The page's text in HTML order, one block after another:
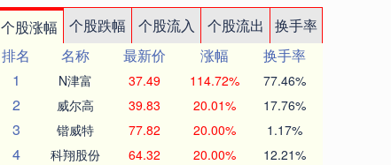
个股涨幅 个股跌幅 个股流入 个股流出
换手率
排名
名称 最新价 涨幅
换手率
1
N津富 37.49 114.72% 77.46%
2 威尔高 39.83 20.01% 17.76%
3 锴威特 77.82 20.00% 1.17%
4 科翔股份 64.32 20.00% 12.21%